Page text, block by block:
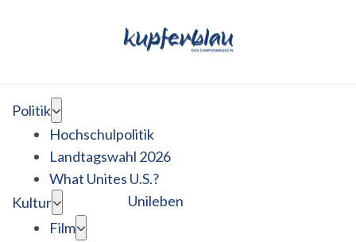
Politik
Hochschulpolitik
Landtagswahl 2026
What Unites U.S.?
Kultur
Film
Unileben